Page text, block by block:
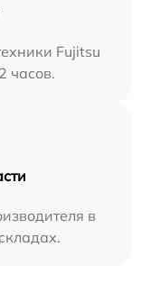
Fujitsu
часов.
в